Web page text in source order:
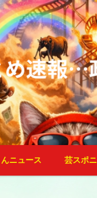
ニュース 芸スポ